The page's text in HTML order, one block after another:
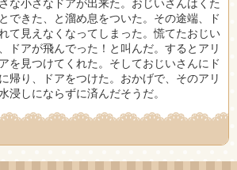
できた、と溜め息をついた。その途端、ド
て見えなくなってしまった。慌てたおじい
ドアが飛んでった！と叫んだ。するとアリ
を見つけてくれた。そしておじいさんにド
帰り、ドアをつけた。おかげで、そのアリ
浸しにならずに済んだそうだ。